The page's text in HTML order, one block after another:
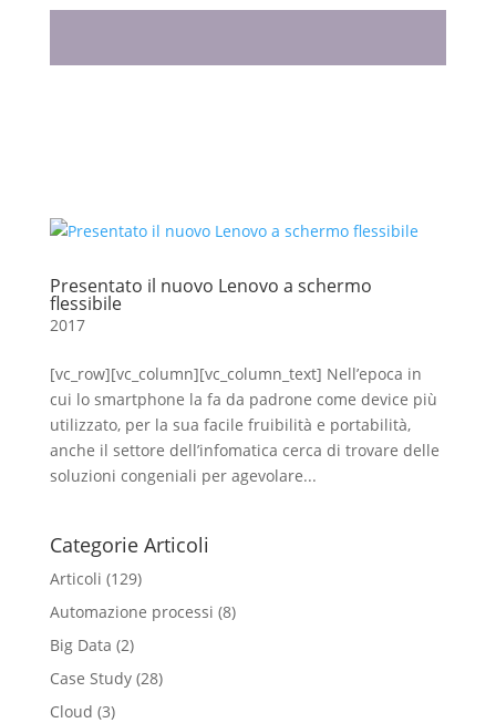
Presentato il nuovo Lenovo a schermo
flessibile
2017
[vc_row][vc_column][vc_column_text] Nell’epoca in
cui lo smartphone la fa da padrone come device più
utilizzato, per la sua facile fruibilità e portabilità,
anche il settore dell’infomatica cerca di trovare delle
soluzioni congeniali per agevolare...
Categorie Articoli
Articoli (129)
Automazione processi (8)
Big Data (2)
Case Study(28)
Cloud (3)